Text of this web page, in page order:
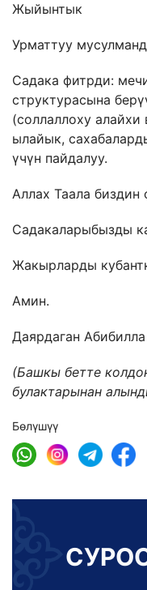
Жыйынтык
Урматтуу
Садака фитрди:
структурасына
(соллаллоху
ылайык,
үчүн пайдалуу.
Аллах Таала
Садакаларыбызды
Жакырларды
Амин.
Даярдаган
(Башкы бетте
булактарынан
Бөлүшүү